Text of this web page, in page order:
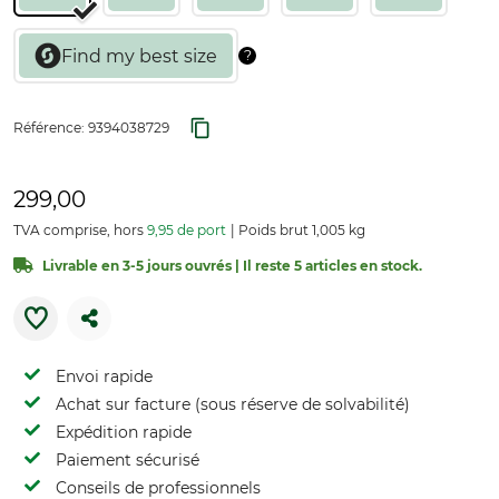
Référence: 9394038729
299,00
TVA comprise, hors 9,95 de port Poids brut 1,005 kg
Livrable en 3-5 jours ouvrés | Il reste 5 articles en stock.
Envoi rapide
Achat sur facture (sous réserve de solvabilité)
Expédition rapide
Paiement sécurisé
Conseils de professionnels